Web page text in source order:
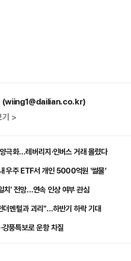
(wiing1@dailian.co.kr)
기 >
극화…레버리지·인버스 거래 몰렸다
우주 ETF서 개인 5000억원 '썰물'
치' 전망…연속 인상 여부 관심
더멘털과 괴리"…하반기 하락 기대
풍특보로 운항 차질